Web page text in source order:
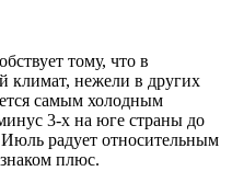
тому, что в
климат, нежели в других
самым холодным
3-х на юге страны до
Июль радует относительным
плюс.